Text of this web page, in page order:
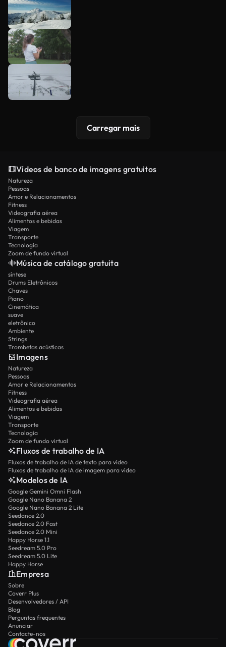
Carregar mais
Vídeos de banco de imagens gratuitos
Natureza
Pessoas
Amor e Relacionamentos
Fitness
Videografia aérea
Alimentos e bebidas
Viagem
Transporte
Tecnologia
Zoom de fundo virtual
Música de catálogo gratuita
síntese
Drums Eletrônicos
Chaves
Piano
Cinemática
suave
eletrônico
Ambiente
Strings
Trombetas acústicas
Imagens
Natureza
Pessoas
Amor e Relacionamentos
Fitness
Videografia aérea
Alimentos e bebidas
Viagem
Transporte
Tecnologia
Zoom de fundo virtual
Fluxos de trabalho de IA
Fluxos de trabalho de IA de texto para vídeo
Fluxos de trabalho de IA de imagem para vídeo
Modelos de IA
Google Gemini Omni Flash
Google Nano Banana 2
Google Nano Banana 2 Lite
Seedance 2.0
Seedance 2.0 Fast
Seedance 2.0 Mini
Happy Horse 1.1
Seedream 5.0 Pro
Seedream 5.0 Lite
Happy Horse
Empresa
Sobre
Coverr Plus
Desenvolvedores / API
Blog
Perguntas frequentes
Anunciar
Contacte-nos